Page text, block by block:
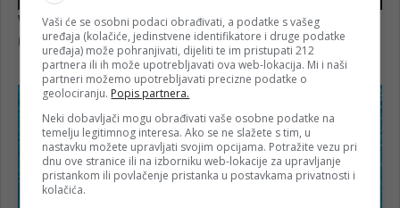
Vaši će se osobni podaci obrađivati, a podatke s vašeg
uređaja (kolačiće, jedinstvene identifikatore i druge podatke
uređaja) može pohranjivati, dijeliti te im pristupati 212
partnera ili ih može upotrebljavati ova web-lokacija. Mi i naši
partneri možemo upotrebljavati precizne podatke o
geolociranju. Popis partnera.
Neki dobavljači mogu obrađivati vaše osobne podatke na
temelju legitimnog interesa. Ako se ne slažete s tim, u
nastavku možete upravljati svojim opcijama. Potražite vezu pri
dnu ove stranice ili na izborniku web-lokacije za upravljanje
pristankom ili povlačenje pristanka u postavkama privatnosti i
kolačića.